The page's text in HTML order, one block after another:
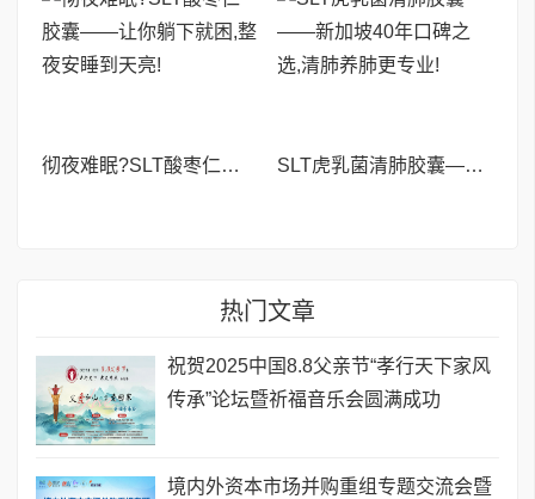
彻夜难眠?SLT酸枣仁胶囊——让你躺下就困,整夜安睡到天亮! SLT虎乳菌清肺胶囊——新加坡40年口碑之选,清肺养肺更专业!
热门文章
祝贺2025中国8.8父亲节“孝行天下家风
传承”论坛暨祈福音乐会圆满成功
境内外资本市场并购重组专题交流会暨